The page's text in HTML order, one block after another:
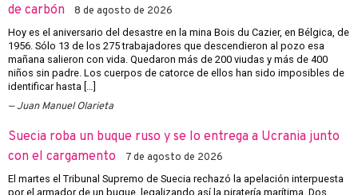
de carbón
8 de agosto de 2026
Hoy es el aniversario del desastre en la mina Bois du Cazier, en Bélgica, de
1956. Sólo 13 de los 275 trabajadores que descendieron al pozo esa
mañana salieron con vida. Quedaron más de 200 viudas y más de 400
niños sin padre. Los cuerpos de catorce de ellos han sido imposibles de
identificar hasta […]
Juan Manuel Olarieta
Suecia roba un buque ruso y se lo entrega a Ucrania junto
con el cargamento
7 de agosto de 2026
El martes el Tribunal Supremo de Suecia rechazó la apelación interpuesta
por el armador de un buque, legalizando así la piratería marítima. Dos